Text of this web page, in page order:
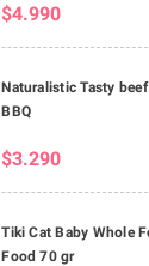
$4.990
Naturalistic Tasty
BBQ
$3.290
Tiki Cat Baby Whole
Food 70 gr